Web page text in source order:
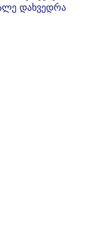
დახვედრა